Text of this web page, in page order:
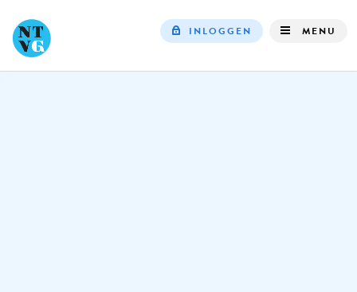
INLOGGEN MENU